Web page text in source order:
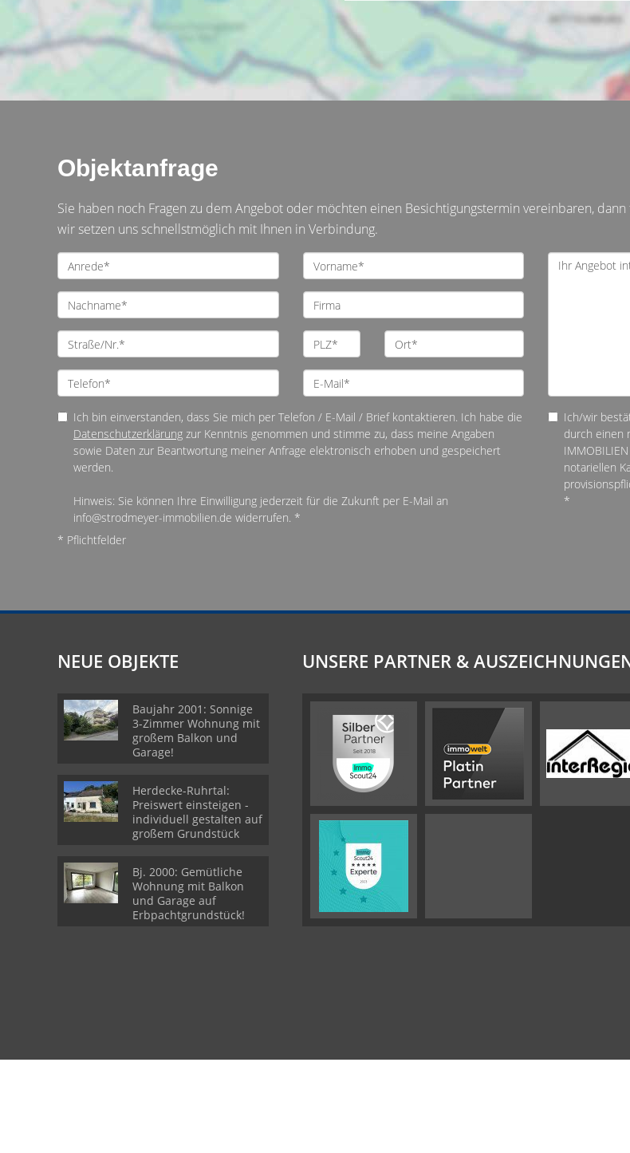
Objektanfrage
Sie haben noch Fragen zu dem Angebot oder möchten einen Besichtigungstermin vereinbaren,
wir setzen uns schnellstmöglich mit Ihnen in Verbindung.
Ich bin einverstanden, dass Sie mich per Telefon / E-Mail / Brief kontaktieren. Ich habe die
Datenschutzerklärung zur Kenntnis genommen und stimme zu, dass meine Angaben
sowie Daten zur Beantwortung meiner Anfrage elektronisch erhoben und gespeichert
werden.
Hinweis: Sie können Ihre Einwilligung jederzeit für die Zukunft per E-Mail an
info@strodmeyer-immobilien.de widerrufen. *
Ich/wir
durch einen
notariellen
*
* Pflichtfelder
NEUE OBJEKTE
Baujahr 2001: Sonnige
3-Zimmer Wohnung mit
großem Balkon und
Garage!
Herdecke-Ruhrtal:
Preiswert einsteigen -
individuell gestalten auf
großem Grundstück
Bj. 2000: Gemütliche
Wohnung mit Balkon
und Garage auf
Erbpachtgrundstück!
UNSERE PARTNER &